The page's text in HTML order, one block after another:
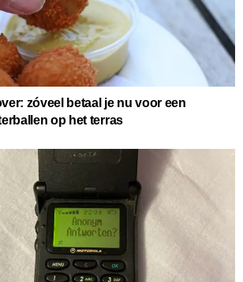
zóveel betaal je nu voor een
op het terras